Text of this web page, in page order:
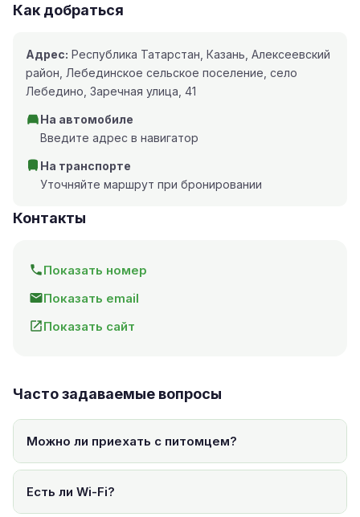
Как добраться
Адрес: Республика Татарстан, Казань, Алексеевский
район, Лебединское сельское поселение, село
Лебедино, Заречная улица, 41
На автомобиле
Введите адрес в навигатор
На транспорте
Уточняйте маршрут при бронировании
Контакты
Показать номер
Показать email
Показать сайт
Часто задаваемые вопросы
Можно ли приехать с питомцем?
Есть ли Wi-Fi?